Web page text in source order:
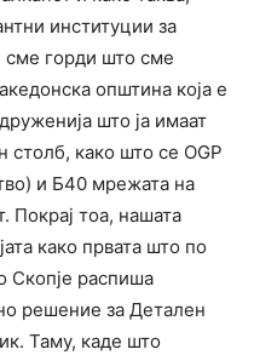
институции за
сме горди што сме
општина која е
што ја имаат
столб, како што се OGP
и Б40 мрежата на
Покрај тоа, нашата
како првата што по
Скопје распиша
решение за Детален
Таму, каде што